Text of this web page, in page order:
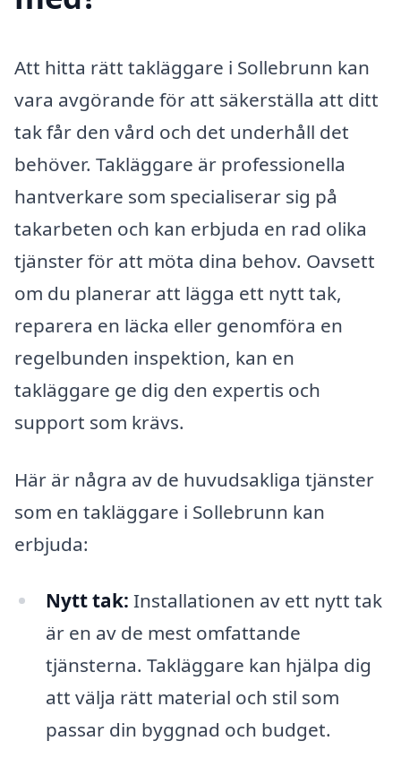
Att hitta rätt takläggare i Sollebrunn kan
vara avgörande för att säkerställa att ditt
tak får den vård och det underhåll det
behöver. Takläggare är professionella
hantverkare som specialiserar sig på
takarbeten och kan erbjuda en rad olika
tjänster för att möta dina behov. Oavsett
om du planerar att lägga ett nytt tak,
reparera en läcka eller genomföra en
regelbunden inspektion, kan en
takläggare ge dig den expertis och
support som krävs.
Här är några av de huvudsakliga tjänster
som en takläggare i Sollebrunn kan
erbjuda:
Nytt tak: Installationen av ett nytt tak
är en av de mest omfattande
tjänsterna. Takläggare kan hjälpa dig
att välja rätt material och stil som
passar din byggnad och budget.